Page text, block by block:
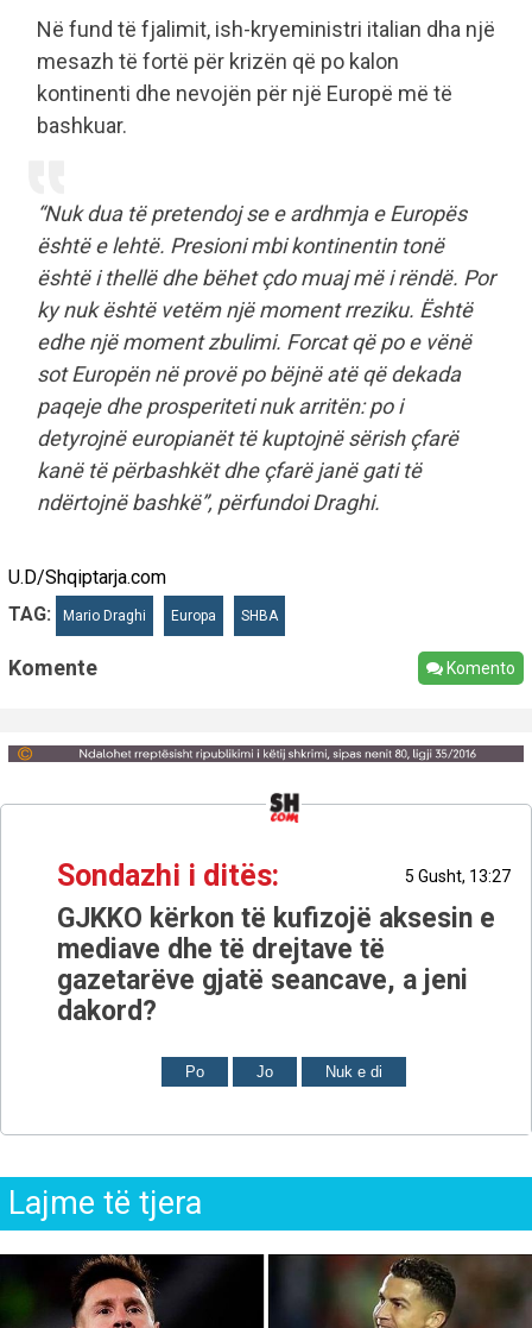
Në fund të fjalimit, ish-kryeministri italian dha një
mesazh të fortë për krizën që po kalon
kontinenti dhe nevojën për një Europë më të
bashkuar.
“Nuk dua të pretendoj se e ardhmja e Europës
është e lehtë. Presioni mbi kontinentin tonë
është i thellë dhe bëhet çdo muaj më i rëndë. Por
ky nuk është vetëm një moment rreziku. Është
edhe një moment zbulimi. Forcat që po e vënë
sot Europën në provë po bëjnë atë që dekada
paqeje dhe prosperiteti nuk arritën: po i
detyrojnë europianët të kuptojnë sërish çfarë
kanë të përbashkët dhe çfarë janë gati të
ndërtojnë bashkë”, përfundoi Draghi.
U.D/Shqiptarja.com
TAG:
Mario Draghi Europa SHBA
Komente Komento
Sondazhi i ditës: 5 Gusht, 13:27
GJKKO kërkon të kufizojë aksesin e
mediave dhe të drejtave të
gazetarëve gjatë seancave, a jeni
dakord?
Po Jo Nuk e di
Lajme të tjera